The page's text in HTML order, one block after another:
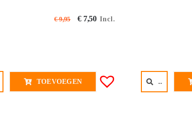
€9,95
Oorspronkelijke
€ 7,50Huidige
Incl.
TOEVOEGEN ..